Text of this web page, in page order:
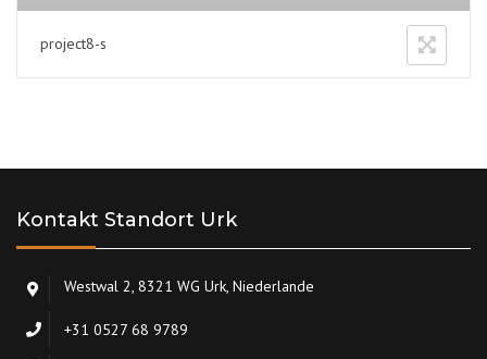
project8-s
Kontakt Standort Urk
Westwal 2, 8321 WG Urk, Niederlande
+31 0527 68 9789